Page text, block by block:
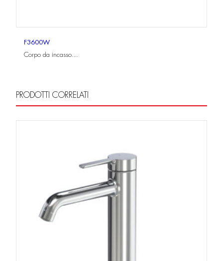
F3600W
Corpo da incasso…
PRODOTTI CORRELATI